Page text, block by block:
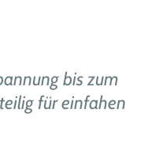
bis zum
für einfahen